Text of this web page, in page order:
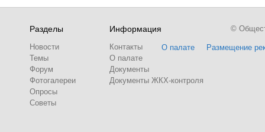
Разделы
Новости
Темы
Форум
Фотогалереи
Опросы
Советы
Информация
Контакты
О палате
Документы
Документы ЖКХ-контроля
О палате Размещение
©